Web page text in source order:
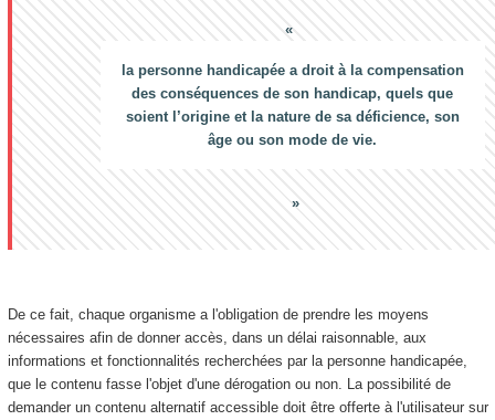
la personne handicapée a droit à la compensation
des conséquences de son handicap, quels que
soient l’origine et la nature de sa déficience, son
âge ou son mode de vie.
De ce fait, chaque organisme a l'obligation de prendre les moyens
nécessaires afin de donner accès, dans un délai raisonnable, aux
informations et fonctionnalités recherchées par la personne handicapée,
que le contenu fasse l'objet d'une dérogation ou non. La possibilité de
demander un contenu alternatif accessible doit être offerte à l'utilisateur sur